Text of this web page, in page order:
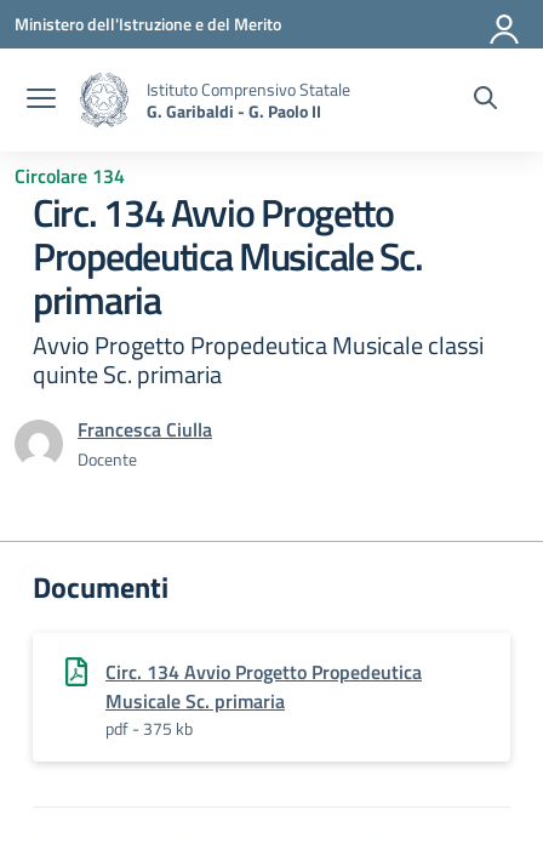
Vai ai contenuti
Vai al menu di navigazione
Vai al footer
Ministero dell'Istruzione e del Merito
Istituto Comprensivo Statale
G. Garibaldi - G. Paolo II
Circolare 134
Circ. 134 Avvio Progetto
Propedeutica Musicale Sc.
primaria
Avvio Progetto Propedeutica Musicale classi
quinte Sc. primaria
Francesca Ciulla
Docente
Documenti
Circ. 134 Avvio Progetto Propedeutica
Musicale Sc. primaria
pdf - 375 kb